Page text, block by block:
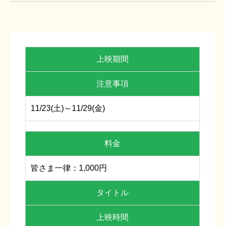
上映期間
注意事項
11/23(土)～11/29(金)
料金
皆さま一律：1,000円
タイトル
上映時間